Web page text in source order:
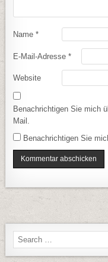
Name*
E-Mail-Adresse*
Website
Benachrichtigen Sie mich
Mail.
Benachrichtigen Sie
Search for: